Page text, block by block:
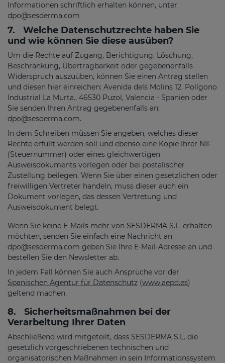
Informationen schriftlich erhalten können, unter
dpo@sesderma.com
7.
Welche Datenschutzrechte haben Sie
und wie können Sie diese ausüben?
Um die Rechte auf Zugang, Berichtigung, Löschung,
Beschränkung, Übertragbarkeit oder gegebenenfalls
Widerspruch auszuüben, können Sie einen Antrag stellen
und diesen hier einreichen: Avenida dels Molins 12. Polígono
Industrial La Murta., 46530 Puzol, Valencia - Spanien oder
Sie senden Ihren Antrag gegebenenfalls an:
dpo@sesderma.com.
In dem Schreiben müssen Sie angeben, welches dieser
Rechte erfüllt werden soll und ebenso eine Kopie Ihrer NIF
(Steuernummer) oder eines gleichwertigen
Ausweisdokuments vorlegen oder bei postalischer
Zustellung beilegen. Wenn Sie über einen gesetzlichen oder
freiwilligen Vertreter handeln, muss dieser auch ein
Dokument vorlegen, das dessen Vertretung und
Ausweisdokument belegt.
Wenn Sie keine E-Mails mehr von SESDERMA S.L. erhalten
möchten, senden Sie einfach eine Nachricht an
dpo@sesderma.com geben Sie Ihre E-Mail-Adresse an und
bestellen Sie den Newsletter ab.
In jedem Fall können Sie auch Ansprüche vor der
Spanischen Agentur für Datenschutz (www.aepd.es)
geltend machen.
8.
Sicherheitsmaßnahmen bei der
Verarbeitung Ihrer Daten
Abschließend wird mitgeteilt, dass SESDERMA S.L. die
gesetzlich vorgeschriebenen technischen und
organisatorischen Maßnahmen in sein Informationssystem